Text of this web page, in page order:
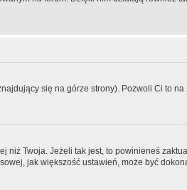
się na górze strony). Pozwoli Ci to
niż Twoja. Jeżeli tak jest, to powinieneś
jak większość ustawień, może być